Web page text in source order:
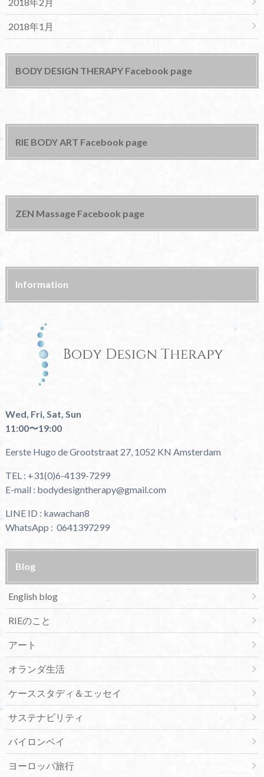
2018年1月
BODY DESIGN THERAPY Facebook page
RIE BODY ART Facebook page
ZEN Massage Facebook page
Information
Wed, Fri, Sat, Sun
11:00〜19:00
Eerste Hugo de Grootstraat 27, 1052 KN Amsterdam
TEL : +31(0)6-4139-7299
E-mail : bodydesigntherapy@gmail.com
LINE ID : kawachan8
WhatsApp : 0641397299
Blog
English blog
RIEのこと
アート
オランダ生活
ケーススタディ＆エッセイ
サステナビリティ
バイロンベイ
ヨーロッパ旅行